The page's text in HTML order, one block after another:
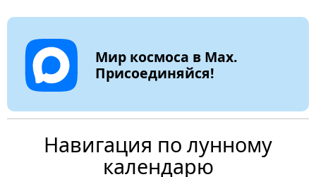
Мир космоса в Max.
Присоединяйся!
Навигация по лунному
календарю